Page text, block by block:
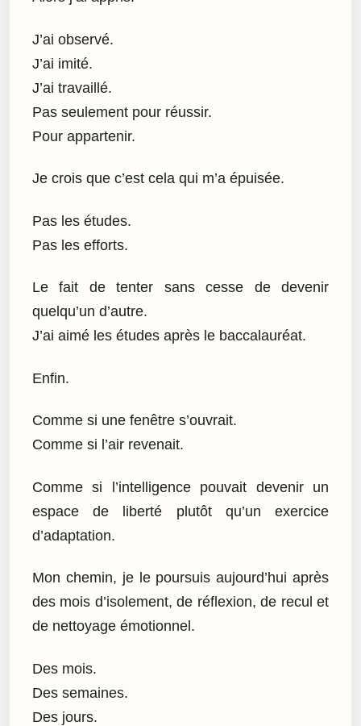
J’ai observé.
J’ai imité.
J’ai travaillé.
Pas seulement pour réussir.
Pour appartenir.
Je crois que c’est cela qui m’a épuisée.
Pas les études.
Pas les efforts.
Le fait de tenter sans cesse de devenir
quelqu’un d’autre.
J’ai aimé les études après le baccalauréat.
Enfin.
Comme si une fenêtre s’ouvrait.
Comme si l’air revenait.
Comme si l’intelligence pouvait devenir un
espace de liberté plutôt qu’un exercice
d’adaptation.
Mon chemin, je le poursuis aujourd’hui après
des mois d’isolement, de réflexion, de recul et
de nettoyage émotionnel.
Des mois.
Des semaines.
Des jours.